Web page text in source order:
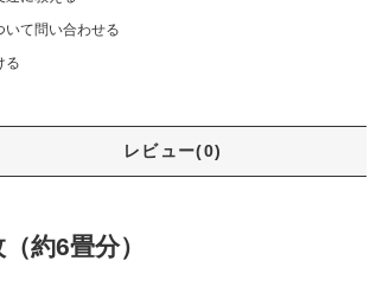
いて問い合わせる
る
レビュー(0)
約6畳分）